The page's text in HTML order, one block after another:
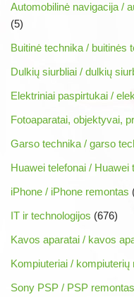
Automobilinė navigacija /
(5)
Buitinė technika / buitinės
Dulkių siurbliai / dulkių
Elektriniai paspirtukai /
Fotoaparatai, objektyvai,
Garso technika / garso
Huawei telefonai / Huawei
iPhone / iPhone remontas
IT ir technologijos (676)
Kavos aparatai / kavos
Kompiuteriai / kompiuterių
Sony PSP / PSP remontas